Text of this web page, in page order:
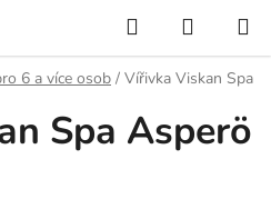
Hledat
KOŠÍK
6 a více osob / Vířivka Viskan Spa
Spa Asperö